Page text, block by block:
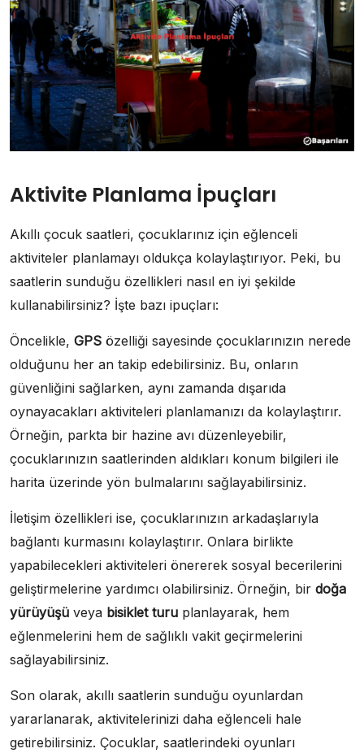
Aktivite Planlama İpuçları
Akıllı çocuk saatleri, çocuklarınız için eğlenceli
aktiviteler planlamayı oldukça kolaylaştırıyor. Peki, bu
saatlerin sunduğu özellikleri nasıl en iyi şekilde
kullanabilirsiniz? İşte bazı ipuçları:
Öncelikle, GPS özelliği sayesinde çocuklarınızın nerede
olduğunu her an takip edebilirsiniz. Bu, onların
güvenliğini sağlarken, aynı zamanda dışarıda
oynayacakları aktiviteleri planlamanızı da kolaylaştırır.
Örneğin, parkta bir hazine avı düzenleyebilir,
çocuklarınızın saatlerinden aldıkları konum bilgileri ile
harita üzerinde yön bulmalarını sağlayabilirsiniz.
İletişim özellikleri ise, çocuklarınızın arkadaşlarıyla
bağlantı kurmasını kolaylaştırır. Onlara birlikte
yapabilecekleri aktiviteleri önererek sosyal becerilerini
geliştirmelerine yardımcı olabilirsiniz. Örneğin, bir doğa
yürüyüşü veya bisiklet turu planlayarak, hem
eğlenmelerini hem de sağlıklı vakit geçirmelerini
sağlayabilirsiniz.
Son olarak, akıllı saatlerin sunduğu oyunlardan
yararlanarak, aktivitelerinizi daha eğlenceli hale
getirebilirsiniz. Çocuklar, saatlerindeki oyunları